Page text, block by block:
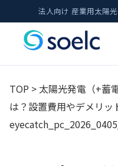
法人向け 産業用太陽
TOP > 太陽光発電（+蓄
は？設置費用やデメリ